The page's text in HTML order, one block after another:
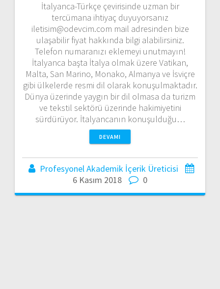
İtalyanca-Türkçe çevirisinde uzman bir
tercümana ihtiyaç duyuyorsanız
iletisim@odevcim.com mail adresinden bize
ulaşabilir fiyat hakkında bilgi alabilirsiniz.
Telefon numaranızı eklemeyi unutmayın!
İtalyanca başta İtalya olmak üzere Vatikan,
Malta, San Marino, Monako, Almanya ve İsviçre
gibi ülkelerde resmi dil olarak konuşulmaktadır.
Dünya üzerinde yaygın bir dil olmasa da turizm
ve tekstil sektörü üzerinde hakimiyetini
sürdürüyor. İtalyancanın konuşulduğu…
DEVAMI
Profesyonel Akademik İçerik Üreticisi
6 Kasım 2018
0